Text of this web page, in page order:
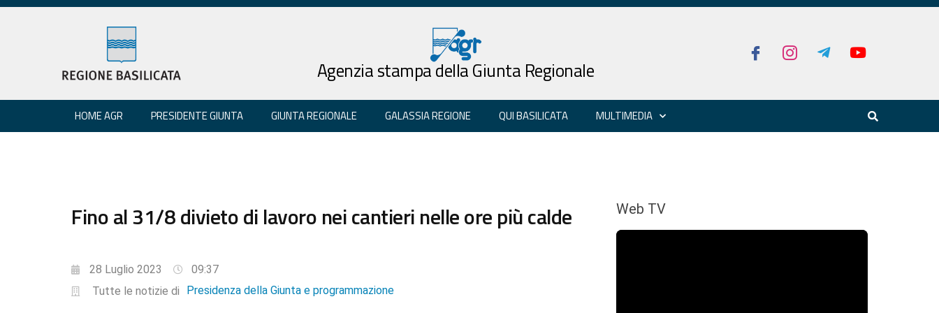
Agenzia stampa della Giunta Regionale
HOME AGR PRESIDENTE GIUNTA GIUNTA REGIONALE GALASSIA REGIONE QUI BASILICATA MULTIMEDIA
Fino al 31/8 divieto di lavoro nei cantieri nelle ore più calde
28 Luglio 2023
09:37
Tutte le notizie di
Presidenza della Giunta e programmazione
Web TV